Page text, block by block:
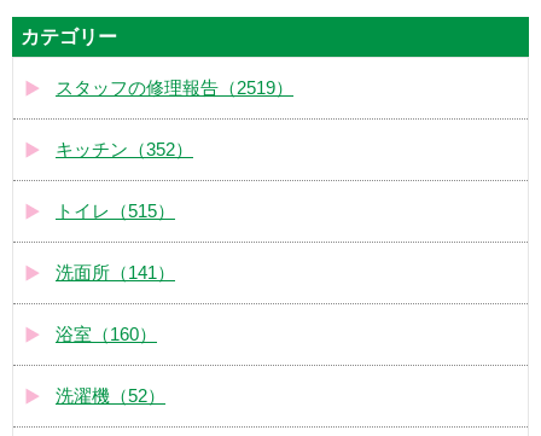
カテゴリー
スタッフの修理報告（2519）
キッチン（352）
トイレ（515）
洗面所（141）
浴室（160）
洗濯機（52）